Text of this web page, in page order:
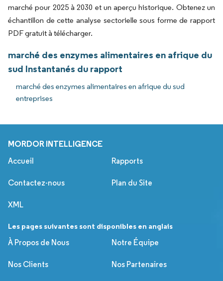
marché pour 2025 à 2030 et un aperçu historique. Obtenez un
échantillon de cette analyse sectorielle sous forme de rapport
PDF gratuit à télécharger.
marché des enzymes alimentaires en afrique du
sud Instantanés du rapport
marché des enzymes alimentaires en afrique du sud
entreprises
MORDOR INTELLIGENCE
Accueil Rapports
Contactez-nous Plan du Site
XML
Les pages suivantes sont disponibles en anglais
À Propos de Nous
Notre Équipe
Nos Clients Nos Partenaires